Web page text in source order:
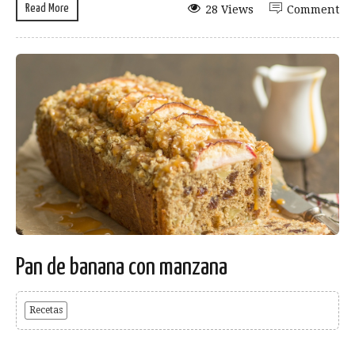
Read More Comment
28 Views
Pan de banana con manzana
Recetas